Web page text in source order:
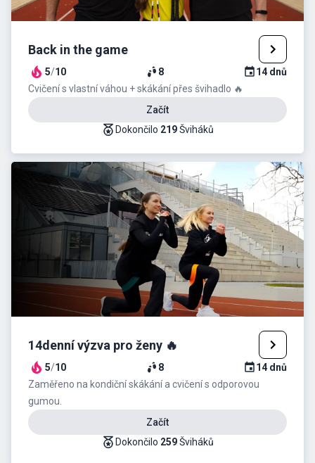
Back in the game
5/10 8 14 dnů
Cvičení s vlastní váhou + skákání přes švihadlo 🔥
Začít
Dokončilo 219Šviháků
14denní výzva pro ženy 🔥
5/10 8 14 dnů
Zaměřeno na kondiční skákání a cvičení s odporovou
gumou.
Začít
Dokončilo 259Šviháků